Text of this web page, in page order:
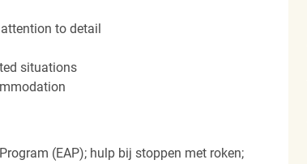
to detail
situations
(EAP); hulp bij stoppen met roken;